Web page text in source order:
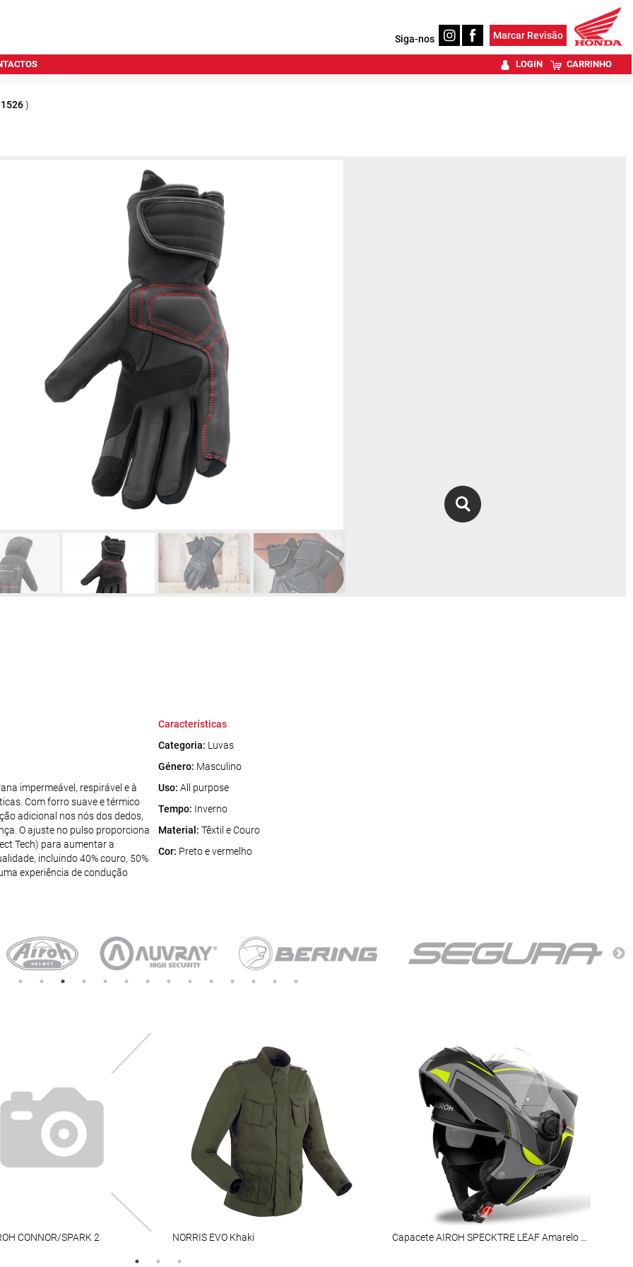
Siga-nos Marcar Revisão
LOGIN CARRINHO
1526)
impermeável, respirável e à
Com forro suave e térmico
adicional nos nós dos dedos,
O ajuste no pulso proporciona
Tech) para aumentar a
incluindo 40% couro, 50%
experiência de condução
Características
Categoria: Luvas
Género: Masculino
Uso: All purpose
Tempo: Inverno
Material: Têxtil e Couro
Cor: Preto e vermelho
CONNOR/SPARK 2 NORRIS EVO Khaki Capacete AIROH SPECKTRE LEAF Amarelo Mate